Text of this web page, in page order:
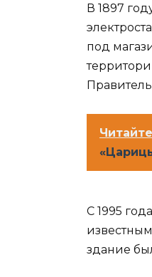
В 1897
под
С 1995
здание